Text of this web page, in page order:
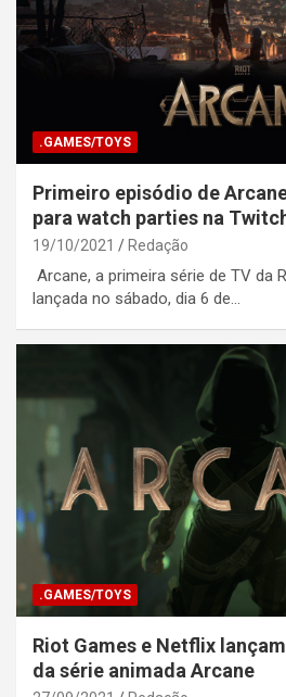
.GAMES/TOYS
Primeiro episódio de
para watch parties na
19/10/2021 Redação
Arcane, a primeira série de TV da
lançada no sábado, dia 6 de…
.GAMES/TOYS
Riot Games e Netflix
da série animada Arcane